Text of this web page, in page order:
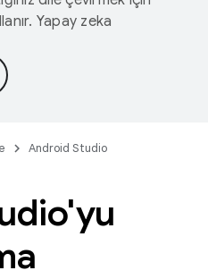
Yapay zeka
Android Studio